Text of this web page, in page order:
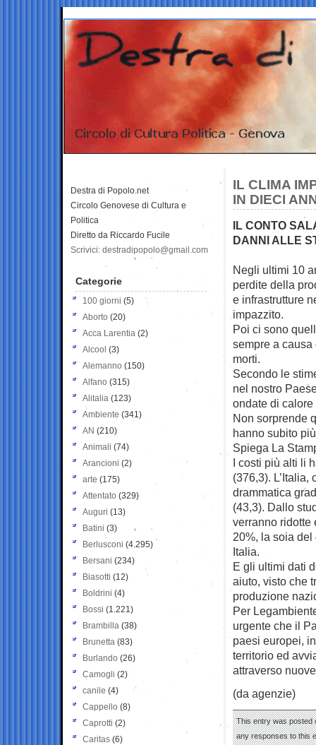
IL CLIMA
IN DIECI
IL CONTO
DANNI ALLE
Negli ultimi 10
perdite della
e infrastrutture
impazzito.
Poi ci sono
sempre a
morti.
Secondo le
nel nostro
ondate di
Non sorprende
hanno subito
Spiega La
I costi più alti li
(376,3).
drammatica
(43,3). Dallo
verranno
20%, la soia
Italia.
E gli ultimi dati
aiuto, visto che
produzione
Per
urgente che il
paesi europei,
territorio ed
attraverso
(da agenzie)
This entry was posted
any responses to this
Destra di Popolo.net
Circolo Genovese di Cultura e
Politica
Diretto da Riccardo Fucile
Scrivici: destradipopolo@gmail.com
Categorie
100 giorni (5)
Aborto (20)
Acca Larentia (2)
Alcool (3)
Alemanno (150)
Alfano (315)
Alitalia (123)
Ambiente (341)
AN (210)
Animali (74)
Arancioni (2)
arte (175)
Attentato (329)
Auguri (13)
Batini (3)
Berlusconi (4.295)
Bersani (234)
Biasotti (12)
Boldrini (4)
Bossi (1.221)
Brambilla (38)
Brunetta (83)
Burlando (26)
Camogli (2)
canile (4)
Cappello (8)
Caprotti (2)
Caritas (6)